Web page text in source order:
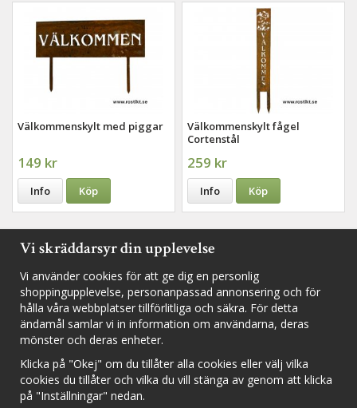
Välkommenskylt med piggar
149 kr
Info Köp
Välkommenskylt fågel
Cortenstål
259 kr
Info Köp
Följ oss i sociala medier för nyheter, utlottningar och inspiration
Fyll i din e-postadress för att inte missa några nyheter och
erbjudanden.
Vi skräddarsyr din upplevelse
Vi använder cookies för att ge dig en personlig
shoppingupplevelse, personanpassad annonsering och för
hålla våra webbplatser tillförlitliga och säkra. För detta
ändamål samlar vi in information om användarna, deras
mönster och deras enheter.
Klicka på "Okej" om du tillåter alla cookies eller välj vilka
cookies du tillåter och vilka du vill stänga av genom att klicka
på "Inställningar" nedan.